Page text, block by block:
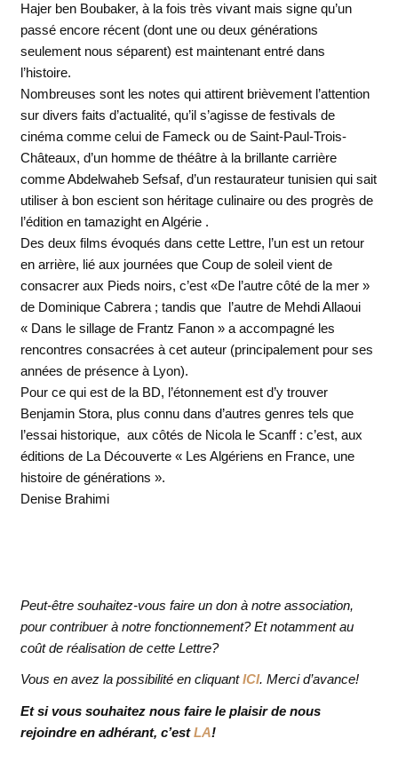
Hajer ben Boubaker, à la fois très vivant mais signe qu’un
passé encore récent (dont une ou deux générations
seulement nous séparent) est maintenant entré dans
l’histoire.
Nombreuses sont les notes qui attirent brièvement l’attention
sur divers faits d’actualité, qu’il s’agisse de festivals de
cinéma comme celui de Fameck ou de Saint-Paul-Trois-
Châteaux, d’un homme de théâtre à la brillante carrière
comme Abdelwaheb Sefsaf, d’un restaurateur tunisien qui sait
utiliser à bon escient son héritage culinaire ou des progrès de
l’édition en tamazight en Algérie .
Des deux films évoqués dans cette Lettre, l’un est un retour
en arrière, lié aux journées que Coup de soleil vient de
consacrer aux Pieds noirs, c’est «De l’autre côté de la mer »
de Dominique Cabrera ; tandis que l’autre de Mehdi Allaoui
« Dans le sillage de Frantz Fanon » a accompagné les
rencontres consacrées à cet auteur (principalement pour ses
années de présence à Lyon).
Pour ce qui est de la BD, l’étonnement est d’y trouver
Benjamin Stora, plus connu dans d’autres genres tels que
l’essai historique, aux côtés de Nicola le Scanff : c’est, aux
éditions de La Découverte « Les Algériens en France, une
histoire de générations ».
Denise Brahimi
Peut-être souhaitez-vous faire un don à notre association,
pour contribuer à notre fonctionnement? Et notamment au
coût de réalisation de cette Lettre?
Vous en avez la possibilité en cliquantICI. Merci d’avance!
Et si vous souhaitez nous faire le plaisir de nous
rejoindre en adhérant, c’estLA!